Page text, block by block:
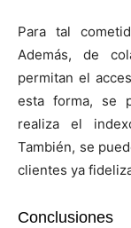
Para tal
Además, de
permitan el
esta forma, se
realiza el
También, se
clientes ya
Conclusiones